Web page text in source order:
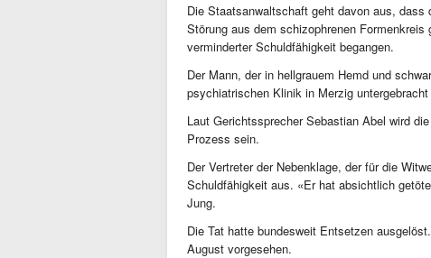
Die Staatsanwaltschaft geht davon aus,
Störung aus dem schizophrenen
verminderter Schuldfähigkeit begangen.
Der Mann, der in hellgrauem Hemd und
psychiatrischen Klinik in Merzig untergebracht
Laut Gerichtssprecher Sebastian Abel wird
Prozess sein.
Der Vertreter der Nebenklage, der für die
Schuldfähigkeit aus. «Er hat absichtlich
Jung.
Die Tat hatte bundesweit Entsetzen
August vorgesehen.